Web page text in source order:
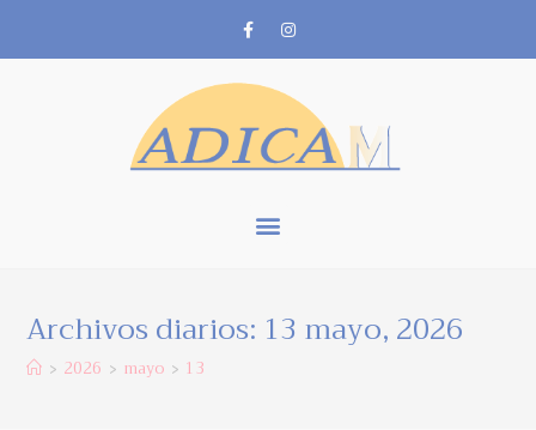
Archivos diarios: 13 mayo, 2026
> 2026 > mayo > 13